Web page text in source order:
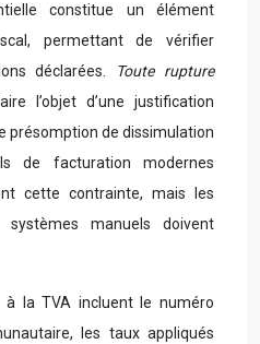
constitue un élément
permettant de vérifier
déclarées.
Toute rupture
l’objet d’une justification
présomption de dissimulation
de facturation modernes
cette contrainte, mais les
manuels doivent
à la TVA incluent le numéro
les taux appliqués